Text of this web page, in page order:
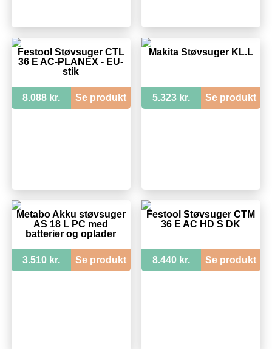
Festool Støvsuger CTL
36 E AC-PLANEX - EU-
stik
8.088 kr. Se produkt
Makita Støvsuger KL.L
5.323 kr. Se produkt
Metabo Akku støvsuger
AS 18 L PC med
batterier og oplader
3.510 kr. Se produkt
Festool Støvsuger CTM
36 E AC HD S DK
8.440 kr. Se produkt